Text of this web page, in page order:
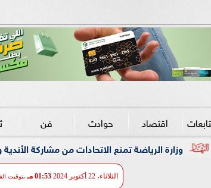
اقتصاد حوادث فن
تمنع الاتحادات من مشاركة الأندية والشركات دون
الثلاثاء، 22 أكتوبر 2024 01:53 مـ بتوقيت